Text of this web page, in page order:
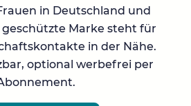
in Deutschland und
geschützte Marke steht für
in der Nähe.
optional werbefrei per